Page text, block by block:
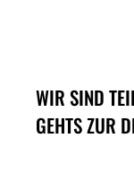
WIR SIND
GEHTS ZUR